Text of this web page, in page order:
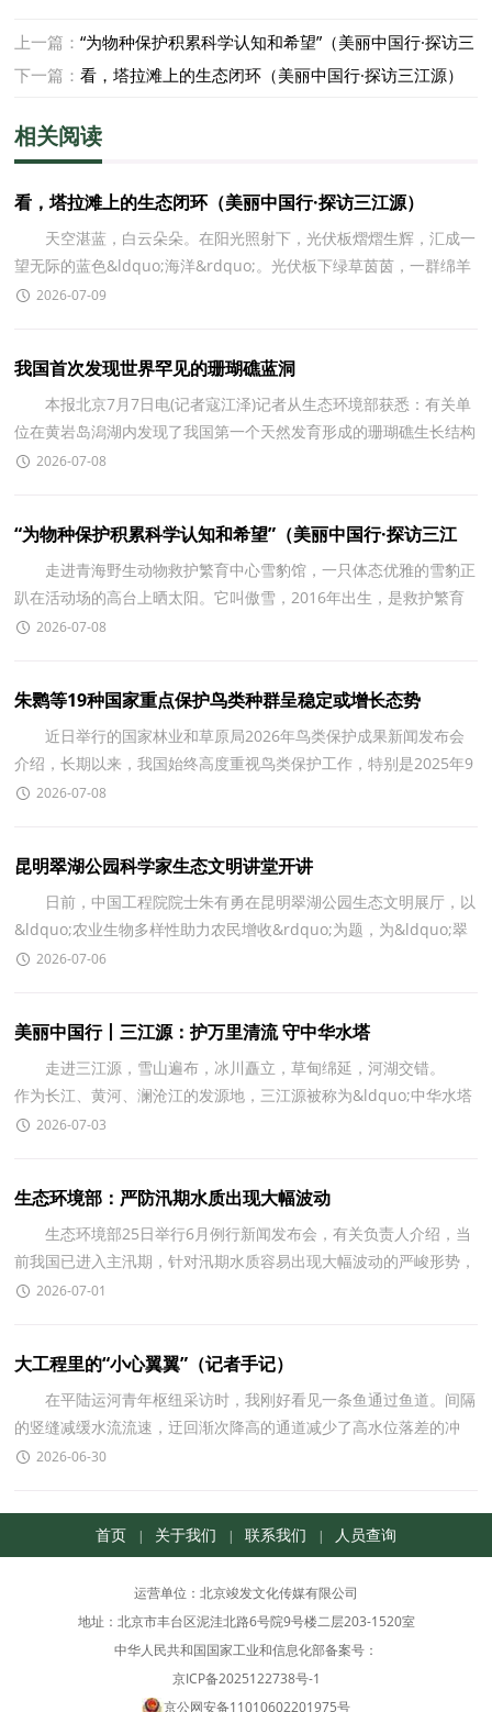
上一篇：“为物种保护积累科学认知和希望”（美丽中国行·探访三
江源）
下一篇：看，塔拉滩上的生态闭环（美丽中国行·探访三江源）
相关阅读
看，塔拉滩上的生态闭环（美丽中国行·探访三江源）
天空湛蓝，白云朵朵。在阳光照射下，光伏板熠熠生辉，汇成一
望无际的蓝色&ldquo;海洋&rdquo;。光伏板下绿草茵茵，一群绵羊
正悠闲地吃草。这是青海海南藏族自治州共和县塔拉滩光
2026-07-09
我国首次发现世界罕见的珊瑚礁蓝洞
本报北京7月7日电(记者寇江泽)记者从生态环境部获悉：有关单
位在黄岩岛潟湖内发现了我国第一个天然发育形成的珊瑚礁生长结构
成因型海洋蓝洞。 海洋蓝洞是地球上罕见的
2026-07-08
“为物种保护积累科学认知和希望”（美丽中国行·探访三江
源）
走进青海野生动物救护繁育中心雪豹馆，一只体态优雅的雪豹正
趴在活动场的高台上晒太阳。它叫傲雪，2016年出生，是救护繁育
中心成立后首只人工繁育成活的雪豹。 救护繁育中
2026-07-08
朱鹮等19种国家重点保护鸟类种群呈稳定或增长态势
近日举行的国家林业和草原局2026年鸟类保护成果新闻发布会
介绍，长期以来，我国始终高度重视鸟类保护工作，特别是2025年9
月，17个部门联合启动开展为期三年的保护鸟类活动和打
2026-07-08
昆明翠湖公园科学家生态文明讲堂开讲
日前，中国工程院院士朱有勇在昆明翠湖公园生态文明展厅，以
&ldquo;农业生物多样性助力农民增收&rdquo;为题，为&ldquo;翠
湖&middot;科学家生态文明&rdquo;高层次人才交流活动
2026-07-06
美丽中国行丨三江源：护万里清流 守中华水塔
走进三江源，雪山遍布，冰川矗立，草甸绵延，河湖交错。
作为长江、黄河、澜沧江的发源地，三江源被称为&ldquo;中华水塔
&rdquo;，是我国重要的生态安全屏障。近年来，青海接续实施
2026-07-03
生态环境部：严防汛期水质出现大幅波动
生态环境部25日举行6月例行新闻发布会，有关负责人介绍，当
前我国已进入主汛期，针对汛期水质容易出现大幅波动的严峻形势，
生态环境部已闻汛而动，作出安排部署。 生态环境部
2026-07-01
大工程里的“小心翼翼”（记者手记）
在平陆运河青年枢纽采访时，我刚好看见一条鱼通过鱼道。间隔
的竖缝减缓水流流速，迂回渐次降高的通道减少了高水位落差的冲
击。过了这个鱼道，它就能由海入河。 这条鱼摆动
2026-06-30
首页 关于我们 联系我们 人员查询
运营单位：北京竣发文化传媒有限公司
地址：北京市丰台区泥洼北路6号院9号楼二层203-1520室
中华人民共和国国家工业和信息化部备案号：
京ICP备2025122738号-1
京公网安备11010602201975号